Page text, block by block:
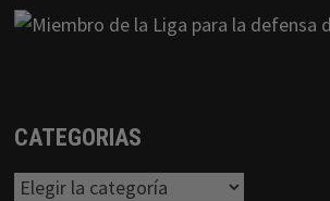
CATEGORIAS
Categorias